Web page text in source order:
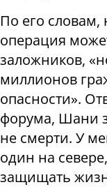
По его словам,
операция
заложников,
миллионов
опасности».
форума, Шани
не смерти. У
один на
защищать